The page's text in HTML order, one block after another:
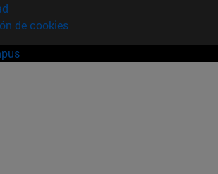
de cookies